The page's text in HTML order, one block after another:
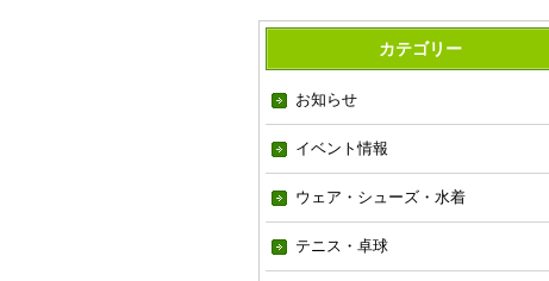
カテゴリー
お知らせ
イベント情報
ウェア・シューズ・水着
テニス・卓球